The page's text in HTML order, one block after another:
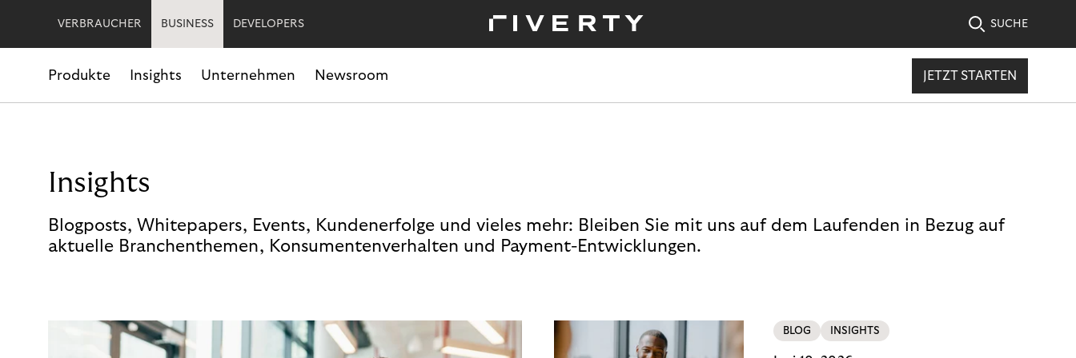
VERBRAUCHER BUSINESS DEVELOPERS SUCHE
Produkte Insights Unternehmen Newsroom JETZT STARTEN
Insights
Blogposts, Whitepapers, Events, Kundenerfolge und vieles mehr: Bleiben Sie mit uns auf dem Laufenden in Bezug auf
aktuelle Branchenthemen, Konsumentenverhalten und Payment-Entwicklungen.
BLOG INSIGHTS